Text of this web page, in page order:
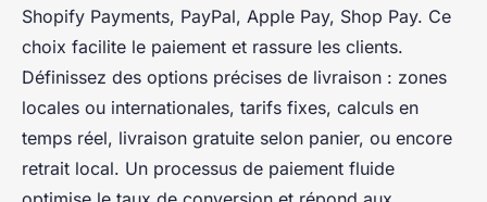
Shopify Payments, PayPal, Apple Pay, Shop Pay. Ce
choix facilite le paiement et rassure les clients.
Définissez des options précises de livraison : zones
locales ou internationales, tarifs fixes, calculs en
temps réel, livraison gratuite selon panier, ou encore
retrait local. Un processus de paiement fluide